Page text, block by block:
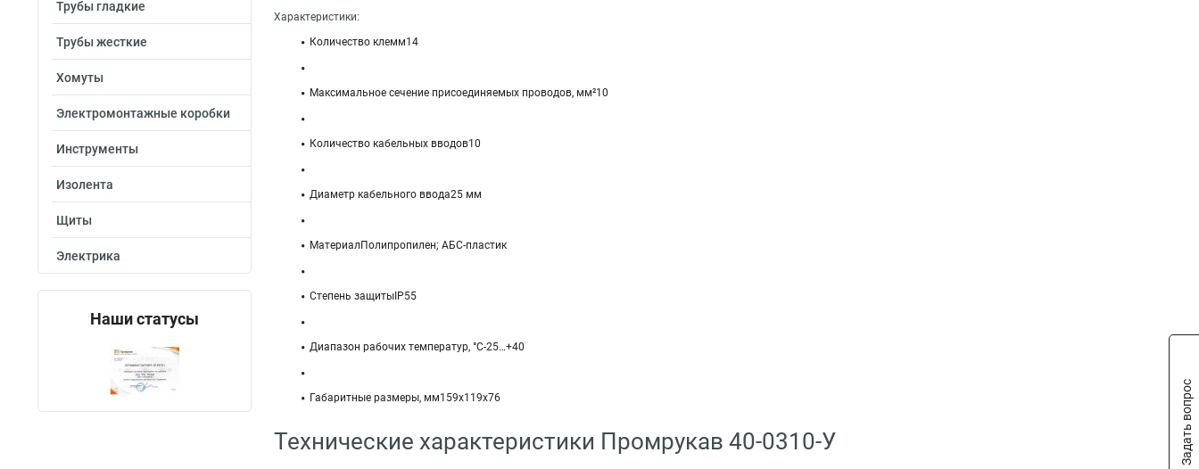
Трубы гладкие
Трубы жесткие
Хомуты
Электромонтажные коробки
Инструменты
Изолента
Щиты
Электрика
Наши статусы
Характеристики:
Количество клемм14
Максимальное сечение присоединяемых проводов, мм²10
Количество кабельных вводов10
Диаметр кабельного ввода25 мм
МатериалПолипропилен; АБС-пластик
Степень защитыIP55
Диапазон рабочих температур, °С-25…+40
Габаритные размеры, мм159х119х76
Технические характеристики Промрукав 40-0310-У Задать вопрос